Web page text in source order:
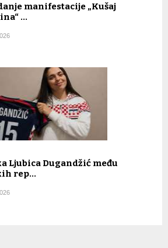
manifestacije „Kušaj
…
Ljubica Dugandžić među
rep…